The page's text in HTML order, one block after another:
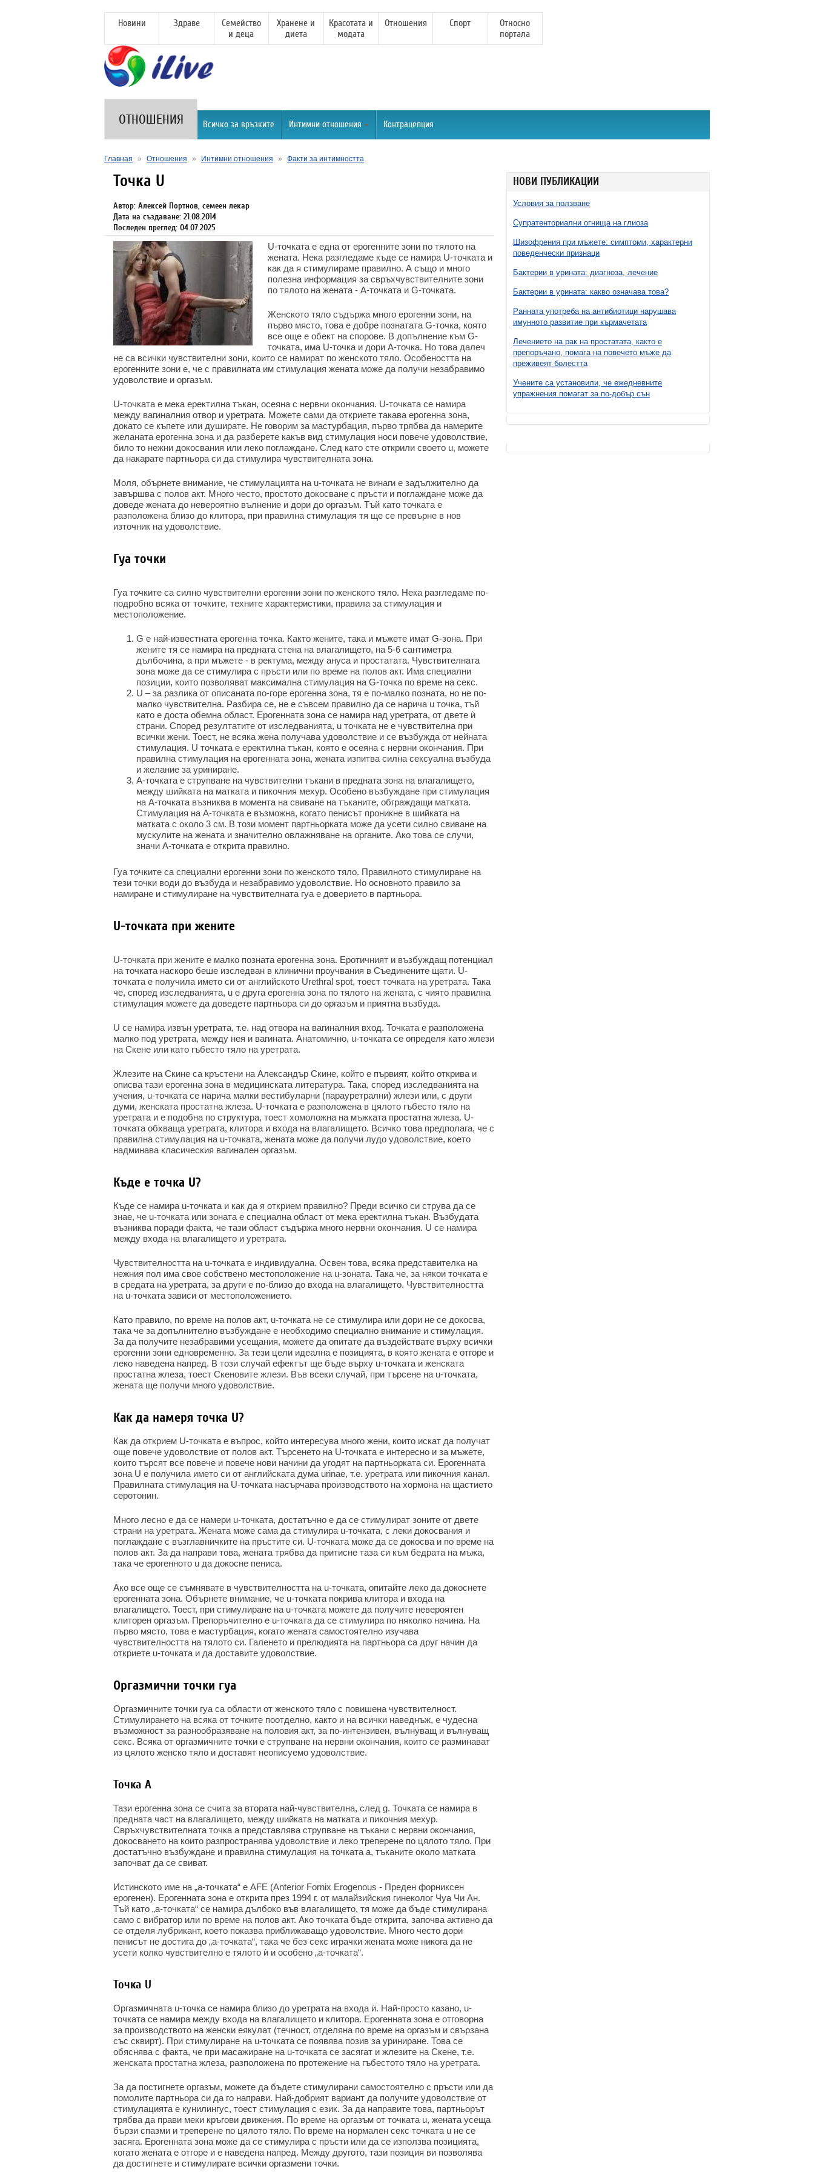
Новини Здраве
Семейство
и деца
Хранене и
диета
Красотата и
модата
Отношения Спорт
Относно
портала
ОТНОШЕНИЯ Всичко за връзките Интимни отношения Контрацепция
Главная » Отношения » Интимни отношения » Факти за интимността
НОВИ ПУБЛИКАЦИИ
Условия за ползване
Супратенториални огнища на глиоза
Шизофрения при мъжете: симптоми, характерни
поведенчески признаци
Бактерии в урината: диагноза, лечение
Бактерии в урината: какво означава това?
Ранната употреба на антибиотици нарушава
имунното развитие при кърмачетата
Лечението на рак на простатата, както е
препоръчано, помага на повечето мъже да
преживеят болестта
Учените са установили, че ежедневните
упражнения помагат за по-добър сън
Точка U
Автор: Алексей Портнов, семеен лекар
Дата на създаване: 21.08.2014
Последен преглед: 04.07.2025
U-точката е една от ерогенните зони по тялото на
жената. Нека разгледаме къде се намира U-точката и
как да я стимулираме правилно. А също и много
полезна информация за свръхчувствителните зони
по тялото на жената - А-точката и G-точката.
Женското тяло съдържа много ерогенни зони, на
първо място, това е добре познатата G-точка, която
все още е обект на спорове. В допълнение към G-
точката, има U-точка и дори A-точка. Но това далеч
не са всички чувствителни зони, които се намират по женското тяло. Особеността на
ерогенните зони е, че с правилната им стимулация жената може да получи незабравимо
удоволствие и оргазъм.
U-точката е мека еректилна тъкан, осеяна с нервни окончания. U-точката се намира
между вагиналния отвор и уретрата. Можете сами да откриете такава ерогенна зона,
докато се къпете или душирате. Не говорим за мастурбация, първо трябва да намерите
желаната ерогенна зона и да разберете какъв вид стимулация носи повече удоволствие,
било то нежни докосвания или леко поглаждане. След като сте открили своето u, можете
да накарате партньора си да стимулира чувствителната зона.
Моля, обърнете внимание, че стимулацията на u-точката не винаги е задължително да
завършва с полов акт. Много често, простото докосване с пръсти и поглаждане може да
доведе жената до невероятно вълнение и дори до оргазъм. Тъй като точката е
разположена близо до клитора, при правилна стимулация тя ще се превърне в нов
източник на удоволствие.
Гуа точки
Гуа точките са силно чувствителни ерогенни зони по женското тяло. Нека разгледаме по-
подробно всяка от точките, техните характеристики, правила за стимулация и
местоположение.
G е най-известната ерогенна точка. Както жените, така и мъжете имат G-зона. При
жените тя се намира на предната стена на влагалището, на 5-6 сантиметра
дълбочина, а при мъжете - в ректума, между ануса и простатата. Чувствителната
зона може да се стимулира с пръсти или по време на полов акт. Има специални
позиции, които позволяват максимална стимулация на G-точка по време на секс.
U – за разлика от описаната по-горе ерогенна зона, тя е по-малко позната, но не по-
малко чувствителна. Разбира се, не е съвсем правилно да се нарича u точка, тъй
като е доста обемна област. Ерогенната зона се намира над уретрата, от двете ѝ
страни. Според резултатите от изследванията, u точката не е чувствителна при
всички жени. Тоест, не всяка жена получава удоволствие и се възбужда от нейната
стимулация. U точката е еректилна тъкан, която е осеяна с нервни окончания. При
правилна стимулация на ерогенната зона, жената изпитва силна сексуална възбуда
и желание за уриниране.
А-точката е струпване на чувствителни тъкани в предната зона на влагалището,
между шийката на матката и пикочния мехур. Особено възбуждане при стимулация
на А-точката възниква в момента на свиване на тъканите, обграждащи матката.
Стимулация на А-точката е възможна, когато пенисът проникне в шийката на
матката с около 3 см. В този момент партньорката може да усети силно свиване на
мускулите на жената и значително овлажняване на органите. Ако това се случи,
значи А-точката е открита правилно.
Гуа точките са специални ерогенни зони по женското тяло. Правилното стимулиране на
тези точки води до възбуда и незабравимо удоволствие. Но основното правило за
намиране и стимулиране на чувствителната гуа е доверието в партньора.
U-точката при жените
U-точката при жените е малко позната ерогенна зона. Еротичният и възбуждащ потенциал
на точката наскоро беше изследван в клинични проучвания в Съединените щати. U-
точката е получила името си от английското Urethral spot, тоест точката на уретрата. Така
че, според изследванията, u е друга ерогенна зона по тялото на жената, с чиято правилна
стимулация можете да доведете партньора си до оргазъм и приятна възбуда.
U се намира извън уретрата, т.е. над отвора на вагиналния вход. Точката е разположена
малко под уретрата, между нея и вагината. Анатомично, u-точката се определя като жлези
на Скене или като гъбесто тяло на уретрата.
Жлезите на Скине са кръстени на Александър Скине, който е първият, който открива и
описва тази ерогенна зона в медицинската литература. Така, според изследванията на
учения, u-точката се нарича малки вестибуларни (парауретрални) жлези или, с други
думи, женската простатна жлеза. U-точката е разположена в цялото гъбесто тяло на
уретрата и е подобна по структура, тоест хомоложна на мъжката простатна жлеза. U-
точката обхваща уретрата, клитора и входа на влагалището. Всичко това предполага, че с
правилна стимулация на u-точката, жената може да получи лудо удоволствие, което
надминава класическия вагинален оргазъм.
Къде е точка U?
Къде се намира u-точката и как да я открием правилно? Преди всичко си струва да се
знае, че u-точката или зоната е специална област от мека еректилна тъкан. Възбудата
възниква поради факта, че тази област съдържа много нервни окончания. U се намира
между входа на влагалището и уретрата.
Чувствителността на u-точката е индивидуална. Освен това, всяка представителка на
нежния пол има свое собствено местоположение на u-зоната. Така че, за някои точката е
в средата на уретрата, за други е по-близо до входа на влагалището. Чувствителността
на u-точката зависи от местоположението.
Като правило, по време на полов акт, u-точката не се стимулира или дори не се докосва,
така че за допълнително възбуждане е необходимо специално внимание и стимулация.
За да получите незабравими усещания, можете да опитате да въздействате върху всички
ерогенни зони едновременно. За тези цели идеална е позицията, в която жената е отгоре и
леко наведена напред. В този случай ефектът ще бъде върху u-точката и женската
простатна жлеза, тоест Скеновите жлези. Във всеки случай, при търсене на u-точката,
жената ще получи много удоволствие.
Как да намеря точка U?
Как да открием U-точката е въпрос, който интересува много жени, които искат да получат
още повече удоволствие от полов акт. Търсенето на U-точката е интересно и за мъжете,
които търсят все повече и повече нови начини да угодят на партньорката си. Ерогенната
зона U е получила името си от английската дума urinae, т.е. уретрата или пикочния канал.
Правилната стимулация на U-точката насърчава производството на хормона на щастието
серотонин.
Много лесно е да се намери u-точката, достатъчно е да се стимулират зоните от двете
страни на уретрата. Жената може сама да стимулира u-точката, с леки докосвания и
поглаждане с възглавничките на пръстите си. U-точката може да се докосва и по време на
полов акт. За да направи това, жената трябва да притисне таза си към бедрата на мъжа,
така че ерогенното u да докосне пениса.
Ако все още се съмнявате в чувствителността на u-точката, опитайте леко да докоснете
ерогенната зона. Обърнете внимание, че u-точката покрива клитора и входа на
влагалището. Тоест, при стимулиране на u-точката можете да получите невероятен
клиторен оргазъм. Препоръчително е u-точката да се стимулира по няколко начина. На
първо място, това е мастурбация, когато жената самостоятелно изучава
чувствителността на тялото си. Галенето и прелюдията на партньора са друг начин да
откриете u-точката и да доставите удоволствие.
Оргазмични точки гуа
Оргазмичните точки гуа са области от женското тяло с повишена чувствителност.
Стимулирането на всяка от точките поотделно, както и на всички наведнъж, е чудесна
възможност за разнообразяване на половия акт, за по-интензивен, вълнуващ и вълнуващ
секс. Всяка от оргазмичните точки е струпване на нервни окончания, които се разминават
из цялото женско тяло и доставят неописуемо удоволствие.
Точка А
Тази ерогенна зона се счита за втората най-чувствителна, след g. Точката се намира в
предната част на влагалището, между шийката на матката и пикочния мехур.
Свръхчувствителната точка a представлява струпване на тъкани с нервни окончания,
докосването на които разпространява удоволствие и леко треперене по цялото тяло. При
достатъчно възбуждане и правилна стимулация на точката a, тъканите около матката
започват да се свиват.
Истинското име на „а-точката“ е AFE (Anterior Fornix Erogenous - Преден форниксен
ерогенен). Ерогенната зона е открита през 1994 г. от малайзийския гинеколог Чуа Чи Ан.
Тъй като „а-точката“ се намира дълбоко във влагалището, тя може да бъде стимулирана
само с вибратор или по време на полов акт. Ако точката бъде открита, започва активно да
се отделя лубрикант, което показва приближаващо удоволствие. Много често дори
пенисът не достига до „а-точката“, така че без секс играчки жената може никога да не
усети колко чувствително е тялото ѝ и особено „а-точката“.
Точка U
Оргазмичната u-точка се намира близо до уретрата на входа ѝ. Най-просто казано, u-
точката се намира между входа на влагалището и клитора. Ерогенната зона е отговорна
за производството на женски еякулат (течност, отделяна по време на оргазъм и свързана
със сквирт). При стимулиране на u-точката се появява позив за уриниране. Това се
обяснява с факта, че при масажиране на u-точката се засягат и жлезите на Скене, т.е.
женската простатна жлеза, разположена по протежение на гъбестото тяло на уретрата.
За да постигнете оргазъм, можете да бъдете стимулирани самостоятелно с пръсти или да
помолите партньора си да го направи. Най-добрият вариант да получите удоволствие от
стимулацията е кунилингус, тоест стимулация с език. За да направите това, партньорът
трябва да прави меки кръгови движения. По време на оргазъм от точката u, жената усеща
бързи спазми и треперене по цялото тяло. По време на нормален секс точката u не се
засяга. Ерогенната зона може да се стимулира с пръсти или да се използва позицията,
когато жената е отгоре и е наведена напред. Между другото, тази позиция ви позволява
да достигнете и стимулирате всички оргазмени точки.